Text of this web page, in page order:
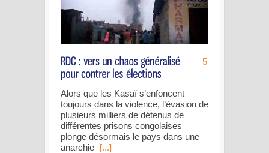
5
Alors que les Kasaï s’enfoncent
toujours dans la violence, l’évasion de
plusieurs milliers de détenus de
différentes prisons congolaises
plonge désormais le pays dans une
anarchie [...]